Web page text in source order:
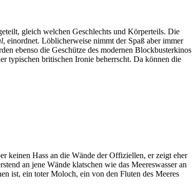
gleich welchen Geschlechts und Körperteils. Die
, einordnet. Löblicherweise nimmt der Spaß aber immer
ebenso die Geschütze des modernen Blockbusterkinos
typischen britischen Ironie beherrscht. Da können die
keinen Hass an die Wände der Offiziellen, er zeigt eher
an jene Wände klatschen wie das Meereswasser an
ist, ein toter Moloch, ein von den Fluten des Meeres